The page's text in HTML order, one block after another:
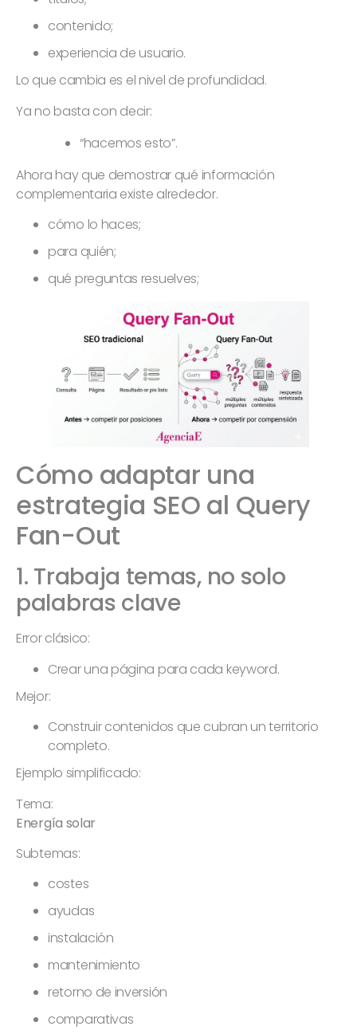
contenido;
experiencia de usuario.
Lo que cambia es el nivel de profundidad.
Ya no basta con decir:
“hacemos esto”.
Ahora hay que demostrar qué información
complementaria existe alrededor.
cómo lo haces;
para quién;
qué preguntas resuelves;
Cómo adaptar una
estrategia SEO al Query
Fan-Out
1. Trabaja temas, no solo
palabras clave
Error clásico:
Crear una página para cada keyword.
Mejor:
Construir contenidos que cubran un territorio
completo.
Ejemplo simplificado:
Tema:
Energía solar
Subtemas:
costes
ayudas
instalación
mantenimiento
retorno de inversión
comparativas